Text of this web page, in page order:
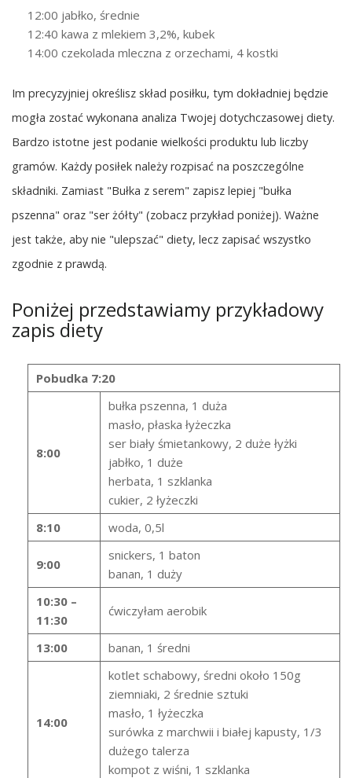
12:00 jabłko, średnie
12:40 kawa z mlekiem 3,2%, kubek
14:00 czekolada mleczna z orzechami, 4 kostki
Im precyzyjniej określisz skład posiłku, tym dokładniej będzie
mogła zostać wykonana analiza Twojej dotychczasowej diety.
Bardzo istotne jest podanie wielkości produktu lub liczby
gramów. Każdy posiłek należy rozpisać na poszczególne
składniki. Zamiast "Bułka z serem" zapisz lepiej "bułka
pszenna" oraz "ser żółty" (zobacz przykład poniżej). Ważne
jest także, aby nie "ulepszać" diety, lecz zapisać wszystko
zgodnie z prawdą.
Poniżej przedstawiamy przykładowy
zapis diety
Pobudka 7:20
8:00
bułka pszenna, 1 duża
masło, płaska łyżeczka
ser biały śmietankowy, 2 duże łyżki
jabłko, 1 duże
herbata, 1 szklanka
cukier, 2 łyżeczki
8:10
woda, 0,5l
9:00
snickers, 1 baton
banan, 1 duży
10:30 –
11:30
ćwiczyłam aerobik
13:00 banan, 1 średni
14:00
kotlet schabowy, średni około 150g
ziemniaki, 2 średnie sztuki
masło, 1 łyżeczka
surówka z marchwii i białej kapusty, 1/3
dużego talerza
kompot z wiśni, 1 szklanka